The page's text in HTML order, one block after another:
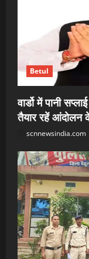
Betul
वार्डो में पानी
तैयार रहें आंदोलन
scnnewsindia.com